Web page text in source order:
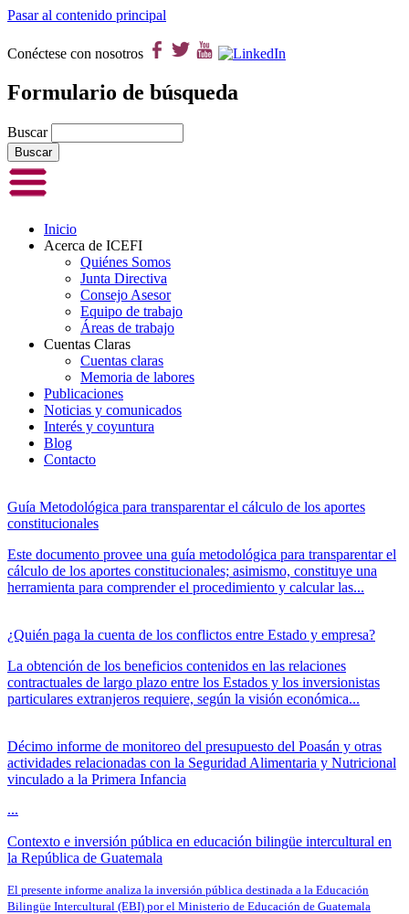
Pasar al contenido principal
Conéctese con nosotros
Formulario de búsqueda
Buscar
Inicio
Acerca de ICEFI
Quiénes Somos
Junta Directiva
Consejo Asesor
Equipo de trabajo
Áreas de trabajo
Cuentas Claras
Cuentas claras
Memoria de labores
Publicaciones
Noticias y comunicados
Interés y coyuntura
Blog
Contacto
Guía Metodológica para transparentar el cálculo de los aportes
constitucionales
Este documento provee una guía metodológica para transparentar el
cálculo de los aportes constitucionales; asimismo, constituye una
herramienta para comprender el procedimiento y calcular las...
¿Quién paga la cuenta de los conflictos entre Estado y empresa?
La obtención de los beneficios contenidos en las relaciones
contractuales de largo plazo entre los Estados y los inversionistas
particulares extranjeros requiere, según la visión económica...
Décimo informe de monitoreo del presupuesto del Poasán y otras
actividades relacionadas con la Seguridad Alimentaria y Nutricional
vinculado a la Primera Infancia
...
Contexto e inversión pública en educación bilingüe intercultural en
la República de Guatemala
El presente informe analiza la inversión pública destinada a la Educación
Bilingüe Intercultural (EBI) por el Ministerio de Educación de Guatemala